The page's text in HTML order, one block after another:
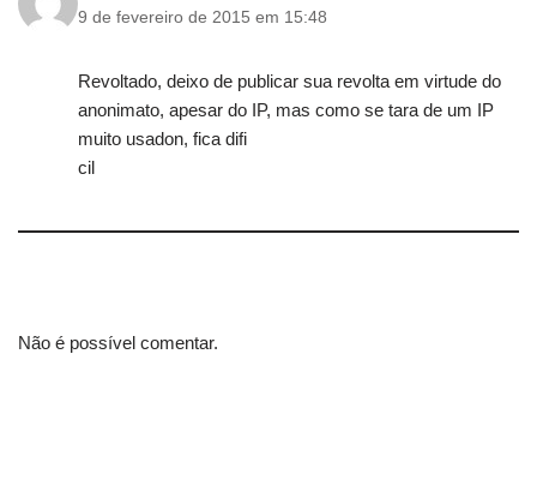
9 de fevereiro de 2015 em 15:48
Revoltado, deixo de publicar sua revolta em virtude do
anonimato, apesar do IP, mas como se tara de um IP
muito usadon, fica difi
cil
Não é possível comentar.